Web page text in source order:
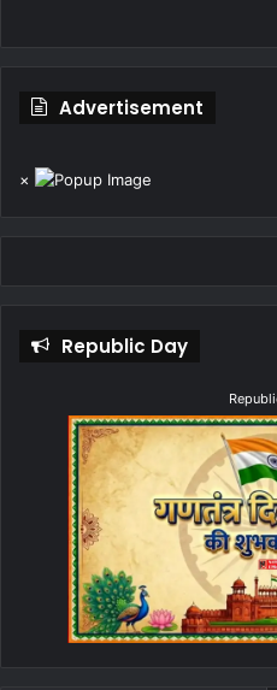
Advertisement
×
Republic Day